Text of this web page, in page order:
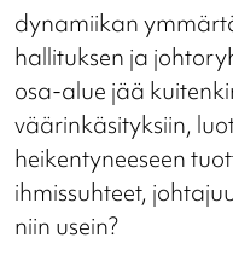
dynamiikan
hallituksen ja
osa-alue jää
väärinkäsityksiin,
heikentyneeseen
ihmissuhteet,
niin usein?